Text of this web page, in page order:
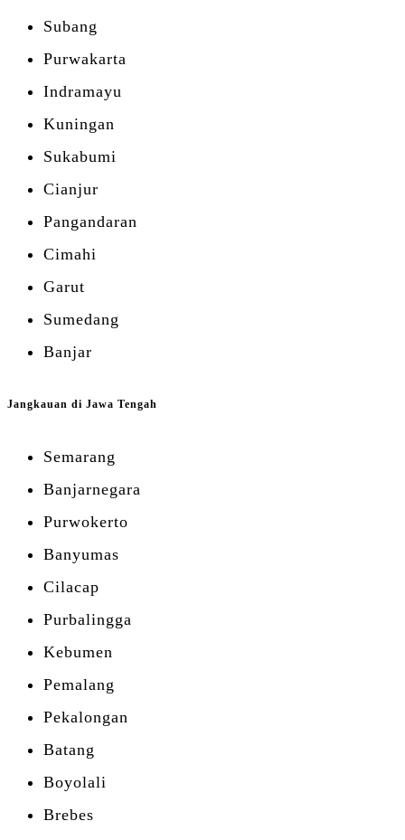
Subang
Purwakarta
Indramayu
Kuningan
Sukabumi
Cianjur
Pangandaran
Cimahi
Garut
Sumedang
Banjar
Jangkauan di Jawa Tengah
Semarang
Banjarnegara
Purwokerto
Banyumas
Cilacap
Purbalingga
Kebumen
Pemalang
Pekalongan
Batang
Boyolali
Brebes